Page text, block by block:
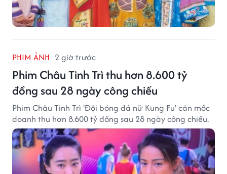
PHIM ẢNH 2 giờ trước
Phim Châu Tinh Trì thu hơn 8.600 tỷ
đồng sau 28 ngày công chiếu
Phim Châu Tinh Trì 'Đội bóng đá nữ Kung Fu' cán mốc
doanh thu hơn 8.600 tỷ đồng sau 28 ngày công chiếu.